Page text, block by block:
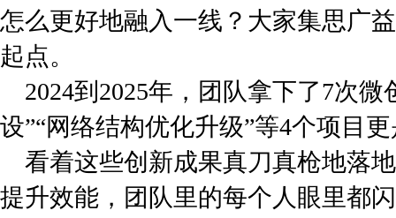
怎么更好地融入一线？大家集思广
起点。
2024到2025年，团队拿下了7次
设”“网络结构优化升级”等4个项目
看着这些创新成果真刀真枪地落
提升效能，团队里的每个人眼里都